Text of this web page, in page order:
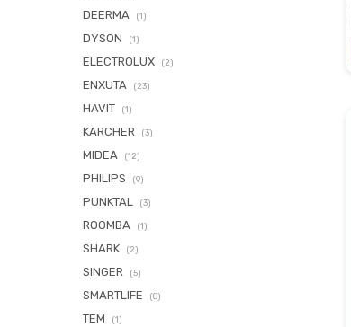
DEERMA (1)
DYSON (1)
ELECTROLUX (2)
ENXUTA (23)
HAVIT (1)
KARCHER (3)
MIDEA (12)
PHILIPS (9)
PUNKTAL (3)
ROOMBA (1)
SHARK (2)
SINGER (5)
SMARTLIFE (8)
TEM (1)